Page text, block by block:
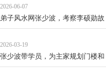
2026-06-07
弟子风水网张少波，考察李硕勋故
2026-03-19
张少波带学员，为主家规划门楼和